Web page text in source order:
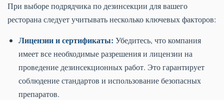
При выборе подрядчика по дезинсекции для вашего
ресторана следует учитывать несколько ключевых факторов:
Лицензии и сертификаты: Убедитесь, что компания
имеет все необходимые разрешения и лицензии на
проведение дезинсекционных работ. Это гарантирует
соблюдение стандартов и использование безопасных
препаратов.